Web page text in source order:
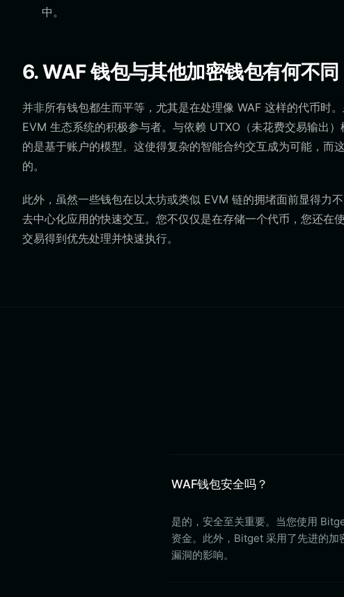
中。
6. WAF 钱包与其他加密钱包有何不同
并非所有钱包都生而平等，尤其是在处理像 WAF 这样的代币时
EVM 生态系统的积极参与者。与依赖 UTXO（未花费交易输出
的是基于账户的模型。这使得复杂的智能合约交互成为可能，
的。
此外，虽然一些钱包在以太坊或类似 EVM 链的拥堵面前显得力
去中心化应用的快速交互。您不仅仅是在存储一个代币，您还
交易得到优先处理并快速执行。
WAF钱包安全吗？
是的，安全至关重要。当您使用
资金。此外，Bitget 采用了先进的
漏洞的影响。